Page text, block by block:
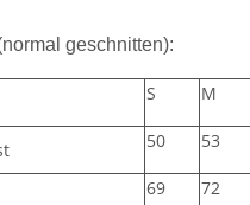
geschnitten):
S M
50 53
69 72